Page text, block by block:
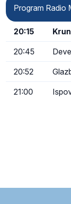
Program Radio
20:15
20:45
20:52
21:00